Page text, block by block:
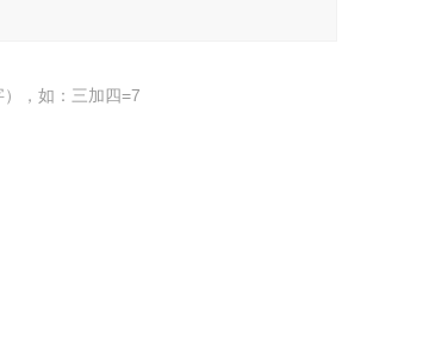
，如：三加四=7